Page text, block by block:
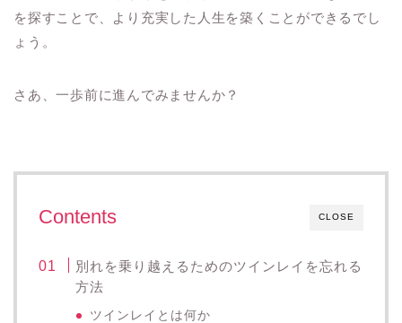
を探すことで、より充実した人生を築くことができるでし
ょう。
さあ、一歩前に進んでみませんか？
CLOSE
Contents
別れを乗り越えるためのツインレイを忘れる
方法
ツインレイとは何か